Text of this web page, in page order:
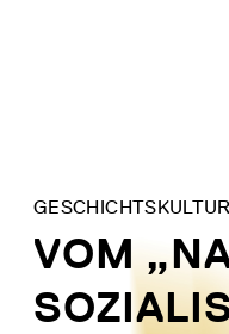
GESCHICHTSKULTUR
VOM